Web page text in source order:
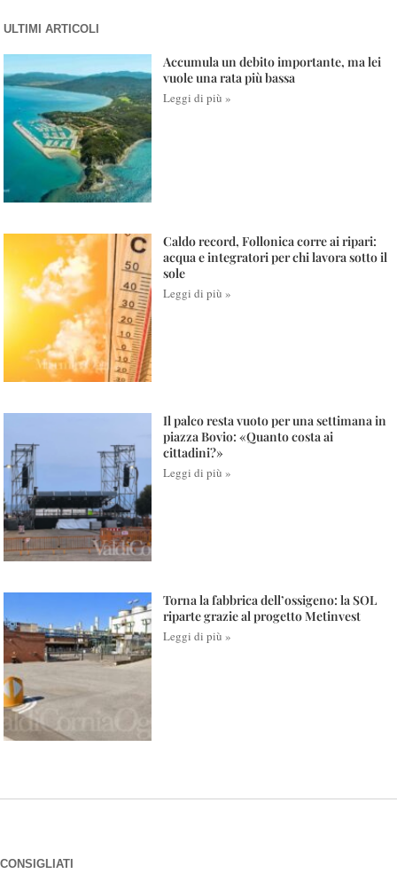
ULTIMI ARTICOLI
Accumula un debito importante, ma lei
vuole una rata più bassa
Leggi di più »
Caldo record, Follonica corre ai ripari:
acqua e integratori per chi lavora sotto il
sole
Leggi di più »
Il palco resta vuoto per una settimana in
piazza Bovio: «Quanto costa ai
cittadini?»
Leggi di più »
Torna la fabbrica dell’ossigeno: la SOL
riparte grazie al progetto Metinvest
Leggi di più »
CONSIGLIATI